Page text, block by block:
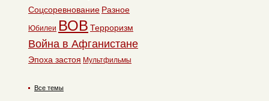
Соцсоревнование Разное
Юбилеи ВОВ Терроризм
Война в Афганистане
Эпоха застоя Мультфильмы
Все темы